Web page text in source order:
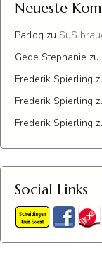
Neueste
Parlog zu SuS
Gede Stephanie zu
Frederik Spierling
Frederik Spierling
Frederik Spierling
Social Links